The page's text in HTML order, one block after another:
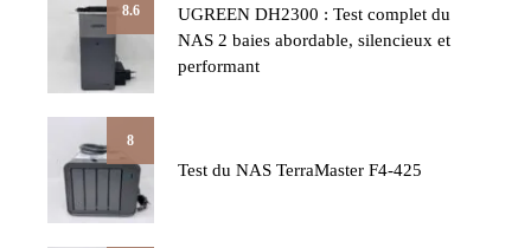
8.6
UGREEN DH2300 : Test complet du
NAS 2 baies abordable, silencieux et
performant
8
Test du NAS TerraMaster F4-425